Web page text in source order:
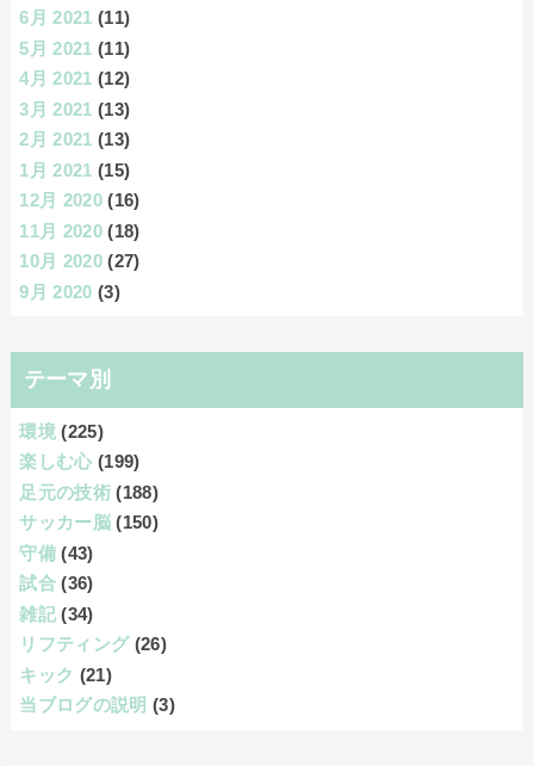
6月 2021 (11)
5月 2021 (11)
4月 2021 (12)
3月 2021 (13)
2月 2021 (13)
1月 2021 (15)
12月 2020 (16)
11月 2020 (18)
10月 2020 (27)
9月 2020 (3)
テーマ別
環境 (225)
楽しむ心 (199)
足元の技術 (188)
サッカー脳 (150)
守備 (43)
試合 (36)
雑記 (34)
リフティング (26)
キック (21)
当ブログの説明 (3)